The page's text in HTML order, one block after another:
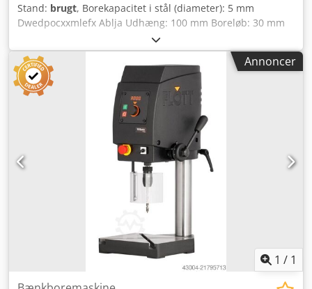
Stand: brugt, Borekapacitet i stål (diameter): 5 mm
Dwedpocxxmlefx Ablja Udhæng: 100 mm Boreløb: 30 mm
Driftsspænding: 220/380 V Omdrejningstal: 2820 o/min
Fastspændingsbord: 170 x 120 mm Maksimal emnehøjde:
120 mm Samlet effektbehov: 200 W Maskinvægt ca.: 35 kg
Pladsbehov ca.: 0,25 x 0,43 x 0,5 m Ældre robust
bordsøjleboremaskine med T-noter i den bearbejdede fod,
borepatron samt en opspændingsflade på (170 x 120 mm).
Bearbejdning af emner med en højde fra (1 mm - 120 mm)
samt en boredybde på 30 mm og et svingområde på over
180 grader ved et udhæng på boreakslen på 100 mm.
Standen er god i forhold til alderen.
Annoncer
1 / 1